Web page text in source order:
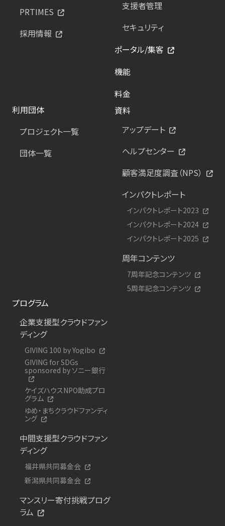
PRTIMES
採用情報
支援者管理
セキュリティ
ポータル/集客
機能
料金
利用団体
プロジェクト一覧
団体一覧
資料
アップデート
ヘルプセンター
顧客満足度調査（NPS）
インパクトレポート
インパクトレポート2023
インパクトレポート2024
インパクトレポート2025
周年コンテンツ
7周年記念コンテンツ
5周年記念コンテンツ
プログラム
企業支援型クラウドファン
ディング
GIVING 100 by Yogibo
GIVING for SDGs
sponsored by ソニー銀行
ケイズハウスNPO助成プロ
グラム
ゆめ・まちクラウドファンディ
ング
中間支援型クラウドファン
ディング
福井県共同募金会
新潟県共同募金会
マンスリー寄付挑戦プログ
ラム